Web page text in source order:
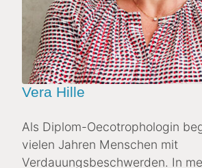
Vera Hille
Als Diplom-Oecotrophologin
vielen Jahren Menschen mit
Verdauungsbeschwerden. In